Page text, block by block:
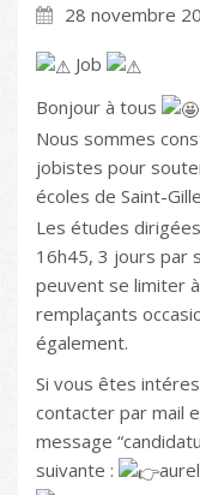
28 novembre
Job
Bonjour à tous
Nous sommes
jobistes pour
écoles de Saint-
Les études
16h45, 3 jours par
peuvent se limiter
remplaçants
également.
Si vous êtes
contacter par mail
message
suivante :